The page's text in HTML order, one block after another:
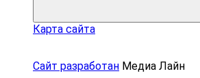
Карта сайта
Сайт разработан Медиа Лайн